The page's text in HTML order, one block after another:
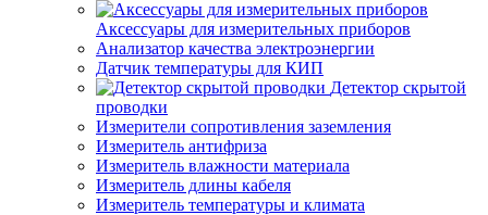
Аксессуары для измерительных приборов
Анализатор качества электроэнергии
Датчик температуры для КИП
Детектор скрытой
проводки
Измерители сопротивления заземления
Измеритель антифриза
Измеритель влажности материала
Измеритель длины кабеля
Измеритель температуры и климата